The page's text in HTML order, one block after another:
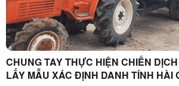
CHUNG TAY THỰC HIỆN CHIẾN
LẤY MẪU XÁC ĐỊNH DANH TÍNH HÀI